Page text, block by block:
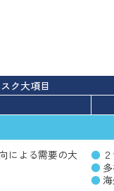
スク大項目
による需要の大